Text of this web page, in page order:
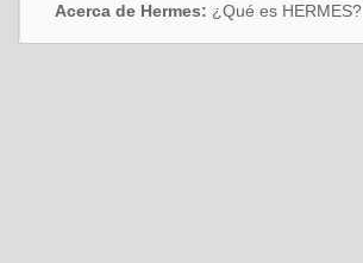
Acerca de Hermes: ¿Qué es HERMES?